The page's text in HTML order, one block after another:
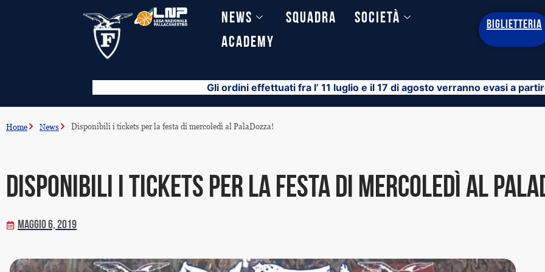
News Squadra
Società
Academy
BIGLIETTERIA
Gli ordini effettuati fra l’ 11 luglio e il 17 di agosto verranno evasi a
Home News Disponibili i tickets per la festa di mercoledì al PalaDozza!
Disponibili i tickets per la festa di mercoledì al
Maggio 6, 2019